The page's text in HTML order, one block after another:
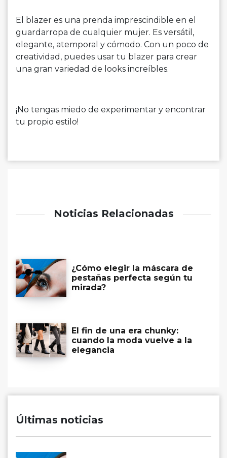
El blazer es una prenda imprescindible en el
guardarropa de cualquier mujer. Es versátil,
elegante, atemporal y cómodo. Con un poco de
creatividad, puedes usar tu blazer para crear
una gran variedad de looks increíbles.
¡No tengas miedo de experimentar y encontrar
tu propio estilo!
Noticias Relacionadas
¿Cómo elegir la máscara de
pestañas perfecta según tu
mirada?
El fin de una era chunky:
cuando la moda vuelve a la
elegancia
Últimas noticias